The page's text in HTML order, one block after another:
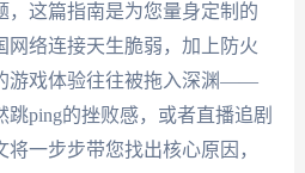
，这篇指南是为您量身定制的
网络连接天生脆弱，加上防火
游戏体验往往被拖入深渊——
ping的挫败感，或者直播追剧
一步步带您找出核心原因，